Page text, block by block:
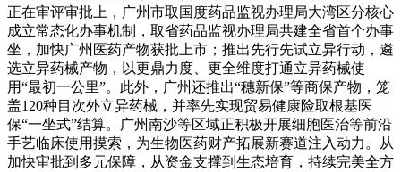
正在审评审批上，广州市取国度药品监视办理局大湾区分核心
成立常态化办事机制，取省药品监视办理局共建全省首个办事
坐，加快广州医药产物获批上市；推出先行先试立异行动，遴
选立异药械产物，以更鼎力度、更全维度打通立异药械使
用“最初一公里”。此外，广州还推出“穗新保”等商保产物，笼
盖120种目次外立异药械，并率先实现贸易健康险取根基医
保“一坐式”结算。广州南沙等区域正积极开展细胞医治等前沿
手艺临床使用摸索，为生物医药财产拓展新赛道注入动力。从
加快审批到多元保障，从资金支撑到生态培育，持续完美全方